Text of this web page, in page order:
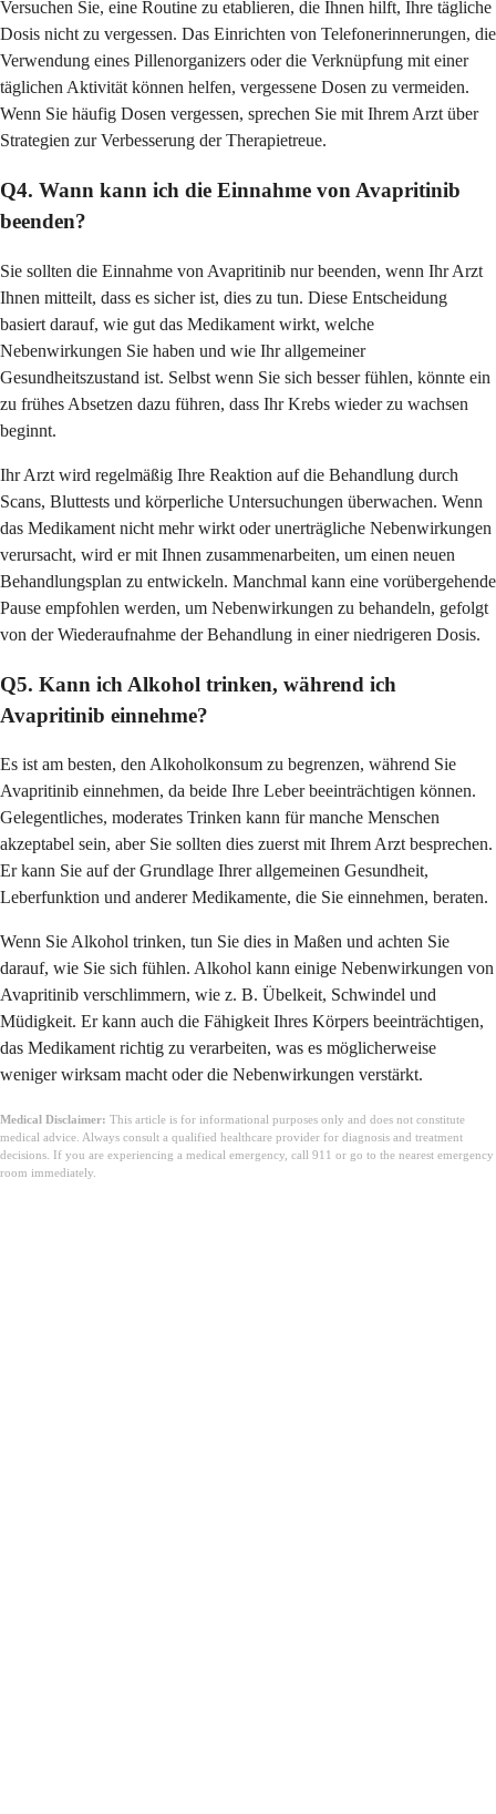
Versuchen Sie, eine Routine zu etablieren, die Ihnen hilft, Ihre tägliche
Dosis nicht zu vergessen. Das Einrichten von Telefonerinnerungen, die
Verwendung eines Pillenorganizers oder die Verknüpfung mit einer
täglichen Aktivität können helfen, vergessene Dosen zu vermeiden.
Wenn Sie häufig Dosen vergessen, sprechen Sie mit Ihrem Arzt über
Strategien zur Verbesserung der Therapietreue.
Q4. Wann kann ich die Einnahme von Avapritinib
beenden?
Sie sollten die Einnahme von Avapritinib nur beenden, wenn Ihr Arzt
Ihnen mitteilt, dass es sicher ist, dies zu tun. Diese Entscheidung
basiert darauf, wie gut das Medikament wirkt, welche
Nebenwirkungen Sie haben und wie Ihr allgemeiner
Gesundheitszustand ist. Selbst wenn Sie sich besser fühlen, könnte ein
zu frühes Absetzen dazu führen, dass Ihr Krebs wieder zu wachsen
beginnt.
Ihr Arzt wird regelmäßig Ihre Reaktion auf die Behandlung durch
Scans, Bluttests und körperliche Untersuchungen überwachen. Wenn
das Medikament nicht mehr wirkt oder unerträgliche Nebenwirkungen
verursacht, wird er mit Ihnen zusammenarbeiten, um einen neuen
Behandlungsplan zu entwickeln. Manchmal kann eine vorübergehende
Pause empfohlen werden, um Nebenwirkungen zu behandeln, gefolgt
von der Wiederaufnahme der Behandlung in einer niedrigeren Dosis.
Q5. Kann ich Alkohol trinken, während ich
Avapritinib einnehme?
Es ist am besten, den Alkoholkonsum zu begrenzen, während Sie
Avapritinib einnehmen, da beide Ihre Leber beeinträchtigen können.
Gelegentliches, moderates Trinken kann für manche Menschen
akzeptabel sein, aber Sie sollten dies zuerst mit Ihrem Arzt besprechen.
Er kann Sie auf der Grundlage Ihrer allgemeinen Gesundheit,
Leberfunktion und anderer Medikamente, die Sie einnehmen, beraten.
Wenn Sie Alkohol trinken, tun Sie dies in Maßen und achten Sie
darauf, wie Sie sich fühlen. Alkohol kann einige Nebenwirkungen von
Avapritinib verschlimmern, wie z. B. Übelkeit, Schwindel und
Müdigkeit. Er kann auch die Fähigkeit Ihres Körpers beeinträchtigen,
das Medikament richtig zu verarbeiten, was es möglicherweise
weniger wirksam macht oder die Nebenwirkungen verstärkt.
Medical Disclaimer: This article is for informational purposes only and does not constitute
medical advice. Always consult a qualified healthcare provider for diagnosis and treatment
decisions. If you are experiencing a medical emergency, call 911 or go to the nearest emergency
room immediately.